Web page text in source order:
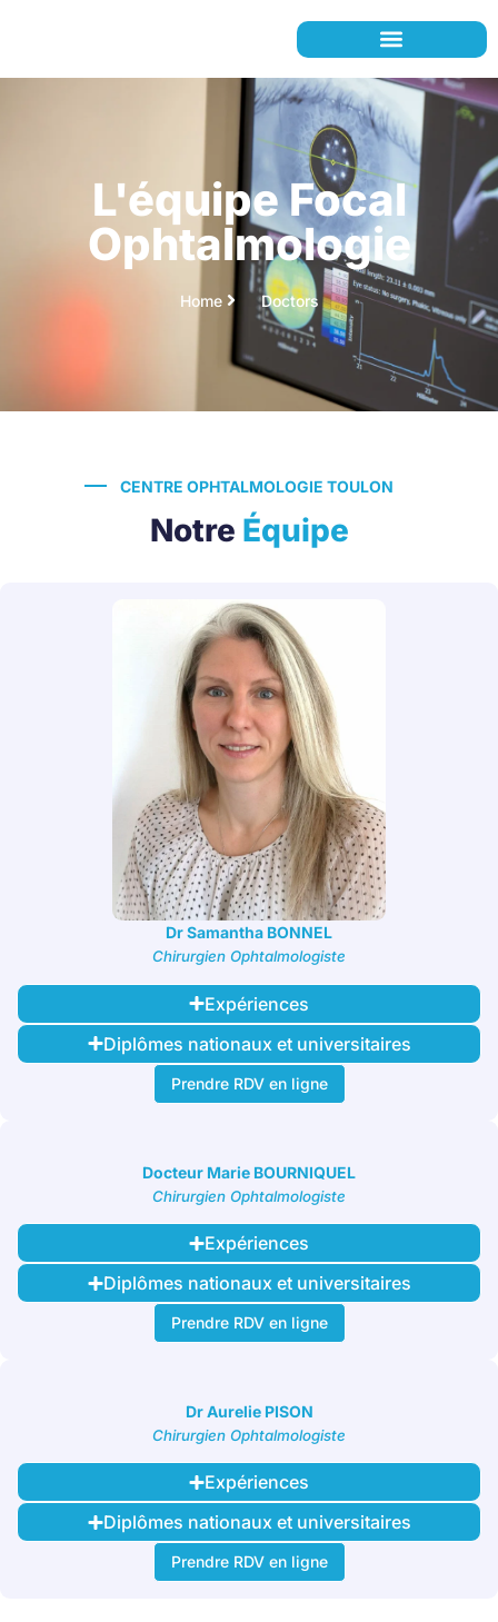
L'équipe Focal
Ophtalmologie
Home Doctors
CENTRE OPHTALMOLOGIE TOULON
Notre Équipe
Dr Samantha BONNEL
Chirurgien Ophtalmologiste
Expériences
Diplômes nationaux et universitaires
Prendre RDV en ligne
Docteur Marie BOURNIQUEL
Chirurgien Ophtalmologiste
Expériences
Diplômes nationaux et universitaires
Prendre RDV en ligne
Dr Aurelie PISON
Chirurgien Ophtalmologiste
Expériences
Diplômes nationaux et universitaires
Prendre RDV en ligne